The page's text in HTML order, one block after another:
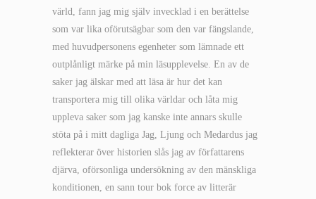
värld, fann jag mig själv invecklad i en berättelse
som var lika oförutsägbar som den var fängslande,
med huvudpersonens egenheter som lämnade ett
outplånligt märke på min läsupplevelse. En av de
saker jag älskar med att läsa är hur det kan
transportera mig till olika världar och låta mig
uppleva saker som jag kanske inte annars skulle
stöta på i mitt dagliga Jag, Ljung och Medardus jag
reflekterar över historien slås jag av författarens
djärva, oförsonliga undersökning av den mänskliga
konditionen, en sann tour bok force av litterär